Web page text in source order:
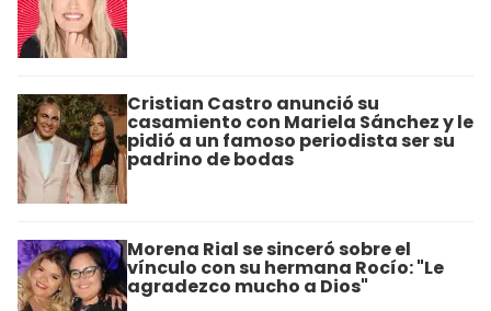
Cristian Castro anunció su
casamiento con Mariela Sánchez y le
pidió a un famoso periodista ser su
padrino de bodas
Morena Rial se sinceró sobre el
vínculo con su hermana Rocío: "Le
agradezco mucho a Dios"